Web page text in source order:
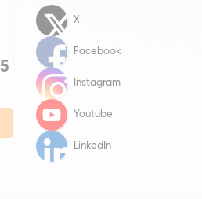
5
X
Facebook
Instagram
Youtube
LinkedIn